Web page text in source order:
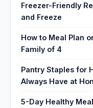
Freezer-Friendly
and Freeze
How to Meal Plan
Family of 4
Pantry Staples for
Always Have at
5-Day Healthy